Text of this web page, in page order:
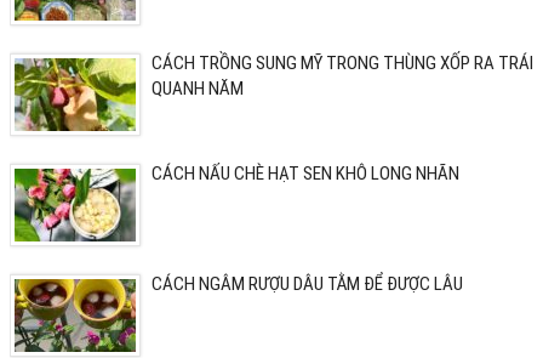
CÁCH TRỒNG SUNG MỸ TRONG THÙNG XỐP RA TRÁI
QUANH NĂM
CÁCH NẤU CHÈ HẠT SEN KHÔ LONG NHÃN
CÁCH NGÂM RƯỢU DÂU TẰM ĐỂ ĐƯỢC LÂU